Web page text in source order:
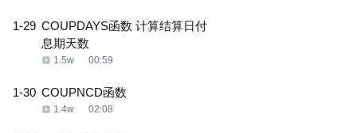
1-29 COUPDAYS函数 计算结算日付
息期天数
1.5w 00:59
1-30 COUPNCD函数
1.4w 02:08